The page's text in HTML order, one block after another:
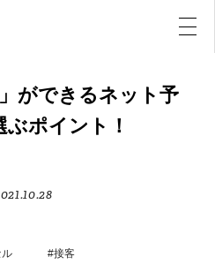
ができるネット予
ポイント！
#接客